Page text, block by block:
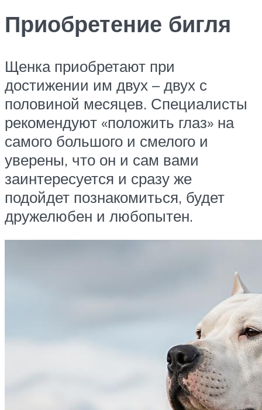
Приобретение бигля
Щенка приобретают при
достижении им двух – двух с
половиной месяцев. Специалисты
рекомендуют «положить глаз» на
самого большого и смелого и
уверены, что он и сам вами
заинтересуется и сразу же
подойдет познакомиться, будет
дружелюбен и любопытен.